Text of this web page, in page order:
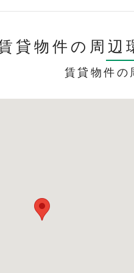
貸物件の周辺
賃貸物件の